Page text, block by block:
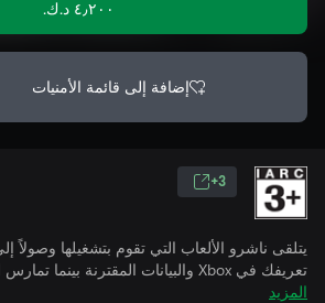
٤٫٢٠٠ د.ك.‏
إضافة إلى قائمة الأمنيات
3+
يتلقى ناشرو الألعاب التي تقوم بتشغيلها
تعريفك في Xbox والبيانات المقترنة بينما تمارس الألعاب.
المزيد